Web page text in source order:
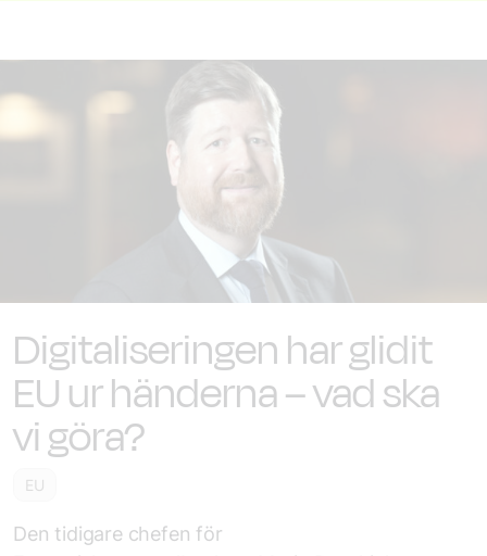
Digitaliseringen har glidit
EU ur händerna – vad ska
vi göra?
EU
Den tidigare chefen för